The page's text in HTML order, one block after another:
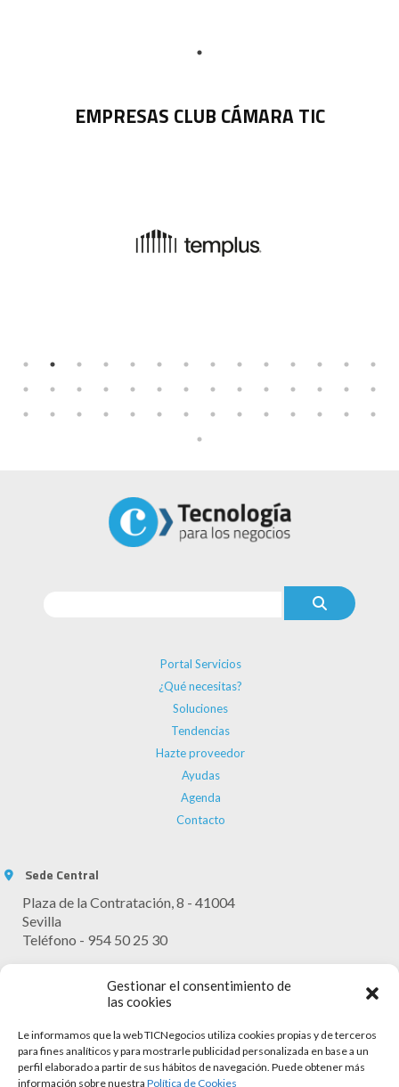
Gestionar el consentimiento de
las cookies
Le informamos que la web TICNegocios utiliza cookies propias y de terceros
para fines analíticos y para mostrarle publicidad personalizada en base a un
perfil elaborado a partir de sus hábitos de navegación. Puede obtener más
información sobre nuestra Política de Cookies
EMPRESAS CLUB CÁMARA TIC
Portal Servicios
¿Qué necesitas?
Soluciones
Tendencias
Hazte proveedor
Ayudas
Agenda
Contacto
Sede Central
Plaza de la Contratación, 8 - 41004
Sevilla
Teléfono - 954 50 25 30
Lunes - Viernes: 9:30 - 13:30